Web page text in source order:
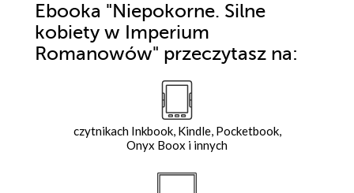
Ebooka "Niepokorne. Silne
kobiety w Imperium
Romanowów" przeczytasz na:
czytnikach Inkbook, Kindle, Pocketbook,
Onyx Boox i innych